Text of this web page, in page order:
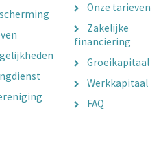
Onze tarieven
Zakelijke
financiering
Groeikapitaal
Werkkapitaal
FAQ